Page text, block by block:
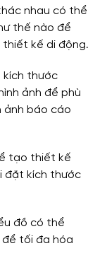
nhau có thể
thế nào để
thiết kế di động.
kích thước
ảnh để phù
ảnh báo cáo
tạo thiết kế
đặt kích thước
đồ có thể
để tối đa hóa